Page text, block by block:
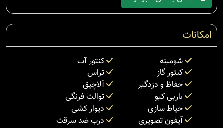
امکانات
شومینه
کنتور آب
کنتور گاز
تراس
حفاظ و دزدگیر
آلاچیق
باربی کیو
توالت فرنگی
حیاط سازی
دیوار کشی
آیفون تصویری
درب ضد سرقت